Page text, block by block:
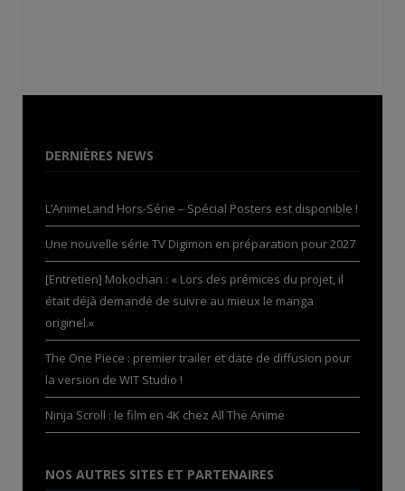
DERNIÈRES NEWS
L’AnimeLand Hors-Série – Spécial Posters est disponible !
Une nouvelle série TV Digimon en préparation pour 2027
[Entretien] Mokochan : « Lors des prémices du projet, il
était déjà demandé de suivre au mieux le manga
originel.»
The One Piece : premier trailer et date de diffusion pour
la version de WIT Studio !
Ninja Scroll : le film en 4K chez All The Anime
NOS AUTRES SITES ET PARTENAIRES